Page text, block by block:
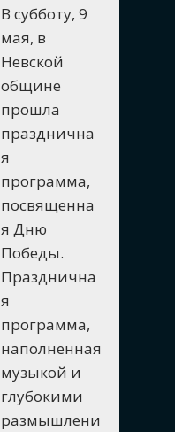
В субботу, 9
мая, в
Невской
общине
прошла
празднична
я
программа,
посвященна
я Дню
Победы.
Празднична
я
программа,
наполненная
музыкой и
глубокими
размышлени